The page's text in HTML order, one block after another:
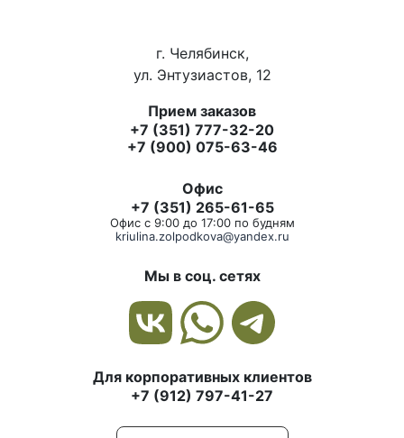
г. Челябинск,
ул. Энтузиастов, 12
Прием заказов
+7 (351) 777-32-20
+7 (900) 075-63-46
Офис
+7 (351) 265-61-65
Офис с 9:00 до 17:00 по будням
kriulina.zolpodkova@yandex.ru
Мы в соц. сетях
Для корпоративных клиентов
+7 (912) 797-41-27